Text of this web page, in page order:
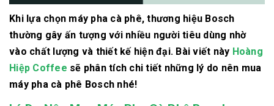
Khi lựa chọn máy pha cà phê, thương hiệu Bosch
thường gây ấn tượng với nhiều người tiêu dùng nhờ
vào chất lượng và thiết kế hiện đại. Bài viết này Hoàng
Hiệp Coffee sẽ phân tích chi tiết những lý do nên mua
máy pha cà phê Bosch nhé!